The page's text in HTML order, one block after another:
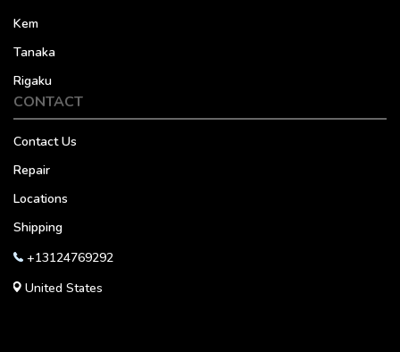
Kem
Tanaka
Rigaku
CONTACT
Contact Us
Repair
Locations
Shipping
+13124769292
United States